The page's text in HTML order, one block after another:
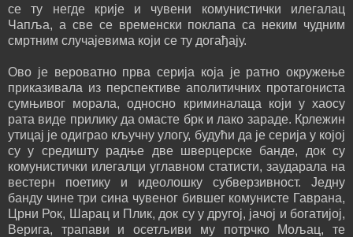
се ту негде крије и чувени комунистички илегалац
Чапља, а све се временски поклапа са неким чудним
смртним случајевима који се ту догађају.
Ово је вероватно прва серија која је ратно окружење
приказивала из перспективе аполитичних протагониста
сумњивог морала, односно криминалаца који у хаосу
рата виде прилику да омасте брк и лако зараде. Крлежин
утицај је одиграо кључну улогу, будући да је серија у којој
су у средишту радње две шверцерске банде, док су
комунистички илегалци углавном статисти, заударала на
вестерн поетику и идеолошку субверзивност. Једну
банду чине три сина чувеног бившег комунисте Гаврана,
Црни Рок, Шарац и Плик, док су у другој, јачој и богатијој,
Верига, трапави и осетљиви му потрчко Мољац, те